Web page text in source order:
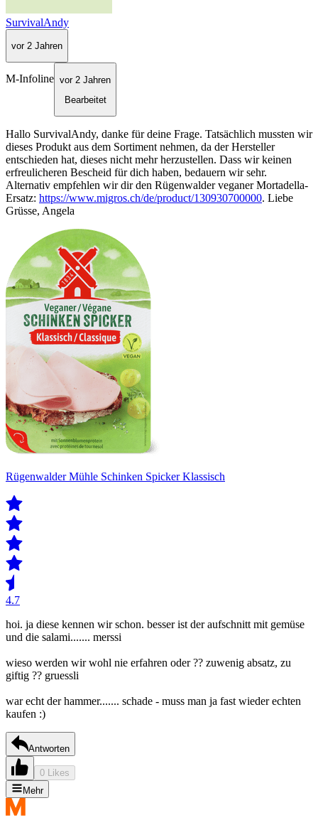
SurvivalAndy
vor 2 Jahren
M-Infoline vor 2 Jahren
Bearbeitet
Hallo SurvivalAndy, danke für deine Frage. Tatsächlich mussten wir
dieses Produkt aus dem Sortiment nehmen, da der Hersteller
entschieden hat, dieses nicht mehr herzustellen. Dass wir keinen
erfreulicheren Bescheid für dich haben, bedauern wir sehr.
Alternativ empfehlen wir dir den Rügenwalder veganer Mortadella-
Ersatz: https://www.migros.ch/de/product/130930700000. Liebe
Grüsse, Angela
Rügenwalder Mühle Schinken Spicker Klassisch
4.7
hoi. ja diese kennen wir schon. besser ist der aufschnitt mit gemüse
und die salami....... merssi
wieso werden wir wohl nie erfahren oder ?? zuwenig absatz, zu
giftig ?? gruessli
war echt der hammer....... schade - muss man ja fast wieder echten
kaufen :)
Antworten
0 Likes
Mehr